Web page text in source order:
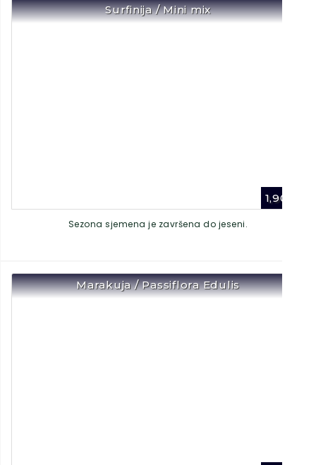
Surfinija / Mini mix
1,90
Sezona sjemena je završena do jeseni.
Marakuja / Passiflora Edulis